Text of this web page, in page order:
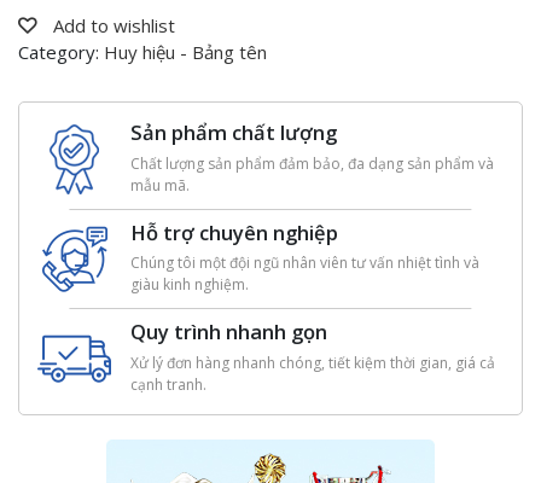
Add to wishlist
Category: Huy hiệu - Bảng tên
Sản phẩm chất lượng
Chất lượng sản phẩm đảm bảo, đa dạng sản phẩm và
mẫu mã.
Hỗ trợ chuyên nghiệp
Chúng tôi một đội ngũ nhân viên tư vấn nhiệt tình và
giàu kinh nghiệm.
Quy trình nhanh gọn
Xử lý đơn hàng nhanh chóng, tiết kiệm thời gian, giá cả
cạnh tranh.